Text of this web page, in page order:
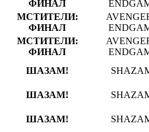
ФИНАЛ
МСТИТЕЛИ:
ФИНАЛ
МСТИТЕЛИ:
ФИНАЛ
ШАЗАМ!
ШАЗАМ!
ШАЗАМ!